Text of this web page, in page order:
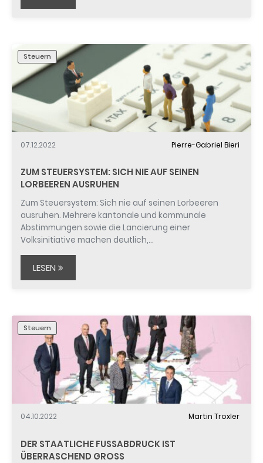
Steuern
07.12.2022 Pierre-Gabriel Bieri
ZUM STEUERSYSTEM: SICH NIE AUF SEINEN
LORBEEREN AUSRUHEN
Zum Steuersystem: Sich nie auf seinen Lorbeeren
ausruhen. Mehrere kantonale und kommunale
Abstimmungen sowie die Lancierung einer
Volksinitiative machen deutlich,…
LESEN
Steuern
04.10.2022 Martin Troxler
DER STAATLICHE FUSSABDRUCK IST
ÜBERRASCHEND GROSS